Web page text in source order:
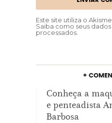
Este site utiliza o
Saiba como seus
processados.
+
Conheça a
e penteadista
Barbosa